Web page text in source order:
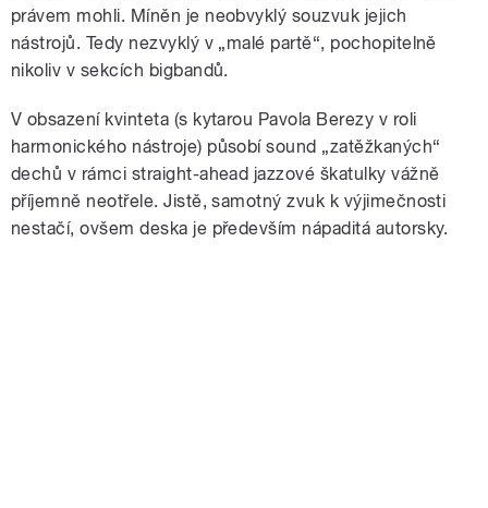
právem mohli. Míněn je neobvyklý souzvuk jejich
nástrojů. Tedy nezvyklý v „malé partě“, pochopitelně
nikoliv v sekcích bigbandů.
V obsazení kvinteta (s kytarou Pavola Berezy v roli
harmonického nástroje) působí sound „zatěžkaných“
dechů v rámci straight-ahead jazzové škatulky vážně
příjemně neotřele. Jistě, samotný zvuk k výjimečnosti
nestačí, ovšem deska je především nápaditá autorsky.